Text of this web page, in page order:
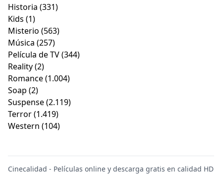
Historia (331)
Kids (1)
Misterio (563)
Música (257)
Película de TV(344)
Reality(2)
Romance(1.004)
Soap (2)
Suspense(2.119)
Terror(1.419)
Western (104)
Cinecalidad - Películas online y descarga gratis en calidad HD